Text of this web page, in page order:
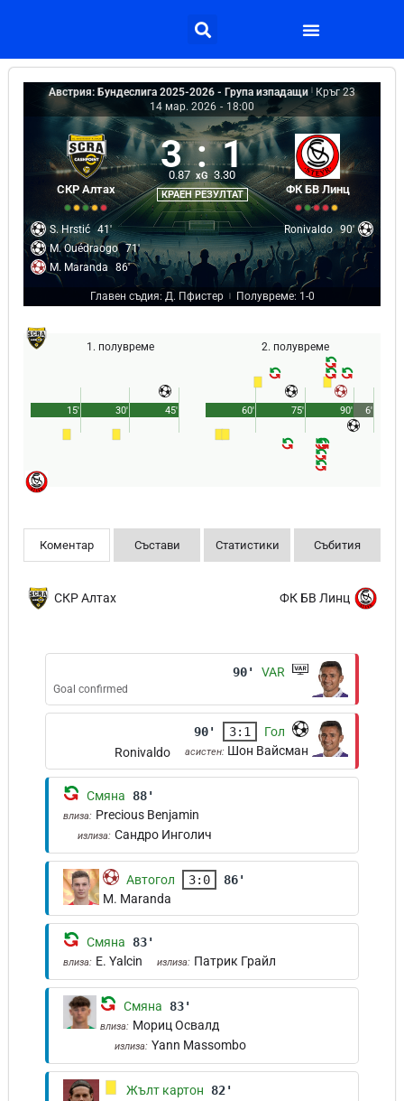
Австрия: Бундеслига 2025-2026 - Група изпадащи
Кръг 23
14 мар. 2026 - 18:00
СКР Алтах
3 : 1
0.87 xG 3.30
КРАЕН РЕЗУЛТАТ ФК БВ Линц
S. Hrstić 41'
M. Ouédraogo 71'
M. Maranda 86'
Ronivaldo 90'
Главен съдия: Д. Пфистер Полувреме: 1-0
1. полувреме
45'
15' 30'
2. полувреме
90'
60' 75' 6'
Коментар Състави Статистики Събития
СКР Алтах ФК БВ Линц
90' VAR
Goal confirmed
90' 3:1
Гол
Ronivaldo
асистен: Шон Вайсман
Смяна 88'
влиза: Precious Benjamin
излиза: Сандро Инголич
Автогол 3:0
86'
M. Maranda
Смяна 83'
влиза: E. Yalcin излиза: Патрик Грайл
Смяна 83'
влиза: Мориц Освалд
излиза: Yann Massombo
Жълт картон
82'